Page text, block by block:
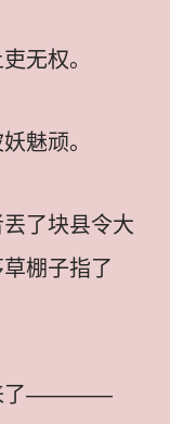
无权。
魅顽。
了块县令大
棚子指了
来了————